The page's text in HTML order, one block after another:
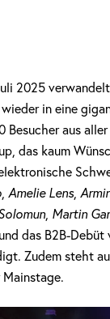
2025
in eine
Besucher aus
das kaum
, Amelie Lens,
, Martin
und das B2B-Debüt
Zudem steht